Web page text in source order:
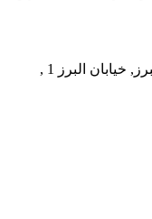
آدرس کارخانه: چرمشهر ورامین, خیابان البرز, خیابان البرز 1 ,